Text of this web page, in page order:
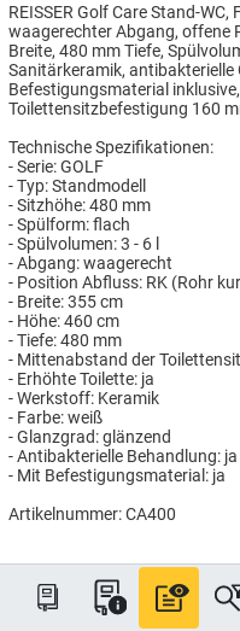
REISSER Golf Care Stand-
waagerechter Abgang, offene
Breite, 480 mm Tiefe,
Sanitärkeramik, antibakterielle
Befestigungsmaterial
Toilettensitzbefestigung 160
Technische Spezifikationen:
- Serie: GOLF
- Typ: Standmodell
- Sitzhöhe: 480 mm
- Spülform: flach
- Spülvolumen: 3 - 6 l
- Abgang: waagerecht
- Position Abfluss: RK (Rohr
- Breite: 355 cm
- Höhe: 460 cm
- Tiefe: 480 mm
- Mittenabstand der
- Erhöhte Toilette: ja
- Werkstoff: Keramik
- Farbe: weiß
- Glanzgrad: glänzend
- Antibakterielle Behandlung: ja
- Mit Befestigungsmaterial: ja
Artikelnummer: CA400